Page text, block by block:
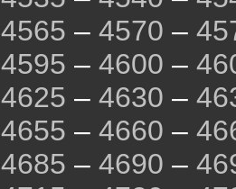
4565 – 4570 –
4595 – 4600 –
4625 – 4630 –
4655 – 4660 –
4685 – 4690 –